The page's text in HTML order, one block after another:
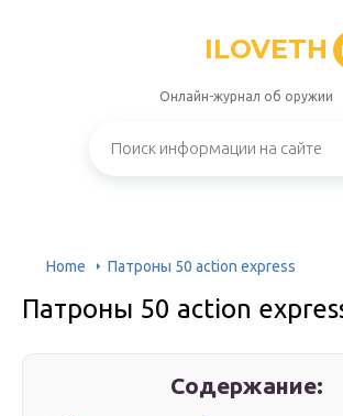
ILOVETH
Онлайн-журнал об оружии
Home Патроны 50 action express
Патроны 50 action
Содержание: